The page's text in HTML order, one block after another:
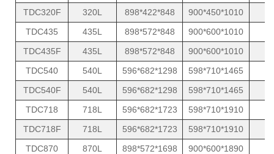
TDC320F
320L 898*422*848 900*450*1010
TDC435
435L 898*572*848 900*600*1010
TDC435F
435L 898*572*848 900*600*1010
TDC540
540L 596*682*1298 598*710*1465
TDC540F
540L 596*682*1298 598*710*1465
TDC718
718L 596*682*1723 598*710*1910
TDC718F
718L 596*682*1723 598*710*1910
TDC870
870L 898*572*1698 900*600*1890